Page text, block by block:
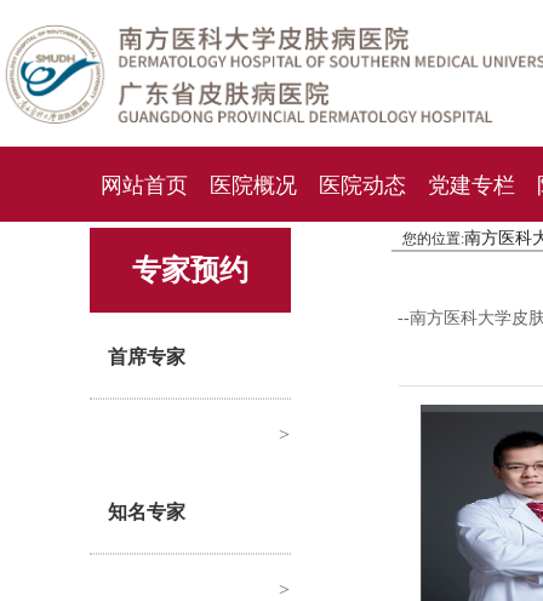
网站首页 医院概况 医院动态 党建专栏
化妆品检测中心 就诊指南 人才
专家预约
首席专家
>
知名专家
>
您的位置:南方医科
--南方医科大学皮